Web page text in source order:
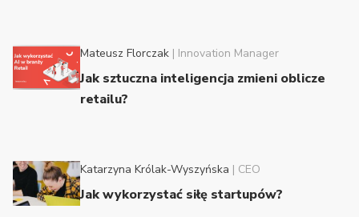
Mateusz Florczak | Innovation Manager
Jak sztuczna inteligencja zmieni oblicze
retailu?
Katarzyna Królak-Wyszyńska | CEO
Jak wykorzystać siłę startupów?